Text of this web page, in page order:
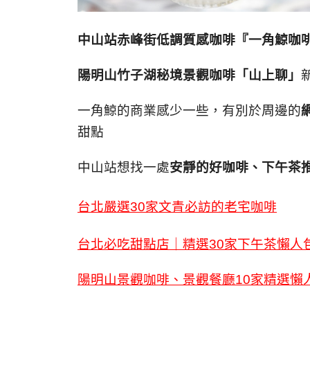
中山站赤峰街低調質感咖啡『一角鯨
陽明山竹子湖秘境景觀咖啡「山上聊」
一角鯨的商業感少一些，有別於周邊的
甜點
中山站想找一處安靜的好咖啡、下午茶
台北嚴選30家文青必訪的老宅咖啡
台北必吃甜點店｜精選30家下午茶懶
陽明山景觀咖啡、景觀餐廳10家精選懶